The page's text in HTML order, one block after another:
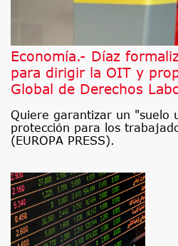
Economía.- Díaz
para dirigir la OIT y
Global de Derechos
Quiere garantizar un "suelo
protección para los
(EUROPA PRESS).